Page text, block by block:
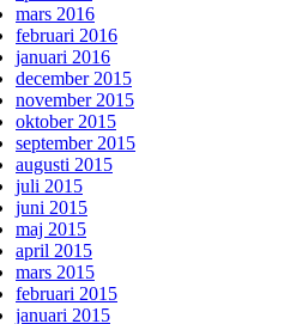
mars 2016
februari 2016
januari 2016
december 2015
november 2015
oktober 2015
september 2015
augusti 2015
juli 2015
juni 2015
maj 2015
april 2015
mars 2015
februari 2015
januari 2015